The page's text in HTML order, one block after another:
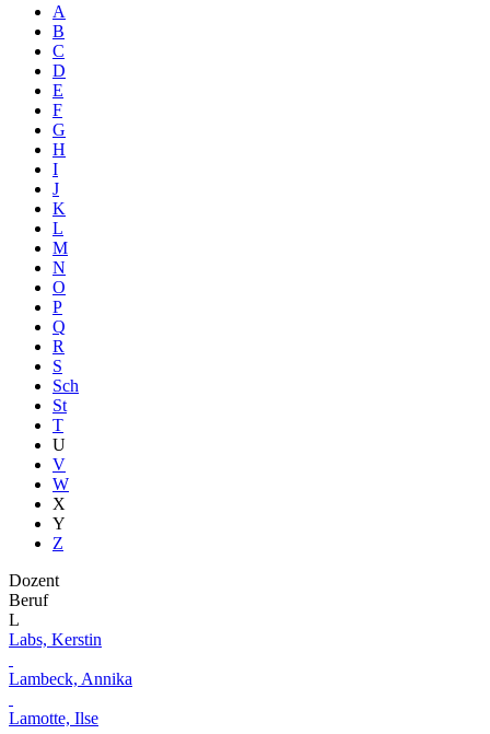
A
B
C
D
E
F
G
H
I
J
K
L
M
N
O
P
Q
R
S
Sch
St
T
U
V
W
X
Y
Z
Dozent
Beruf
L
Labs, Kerstin
Lambeck, Annika
Lamotte, Ilse